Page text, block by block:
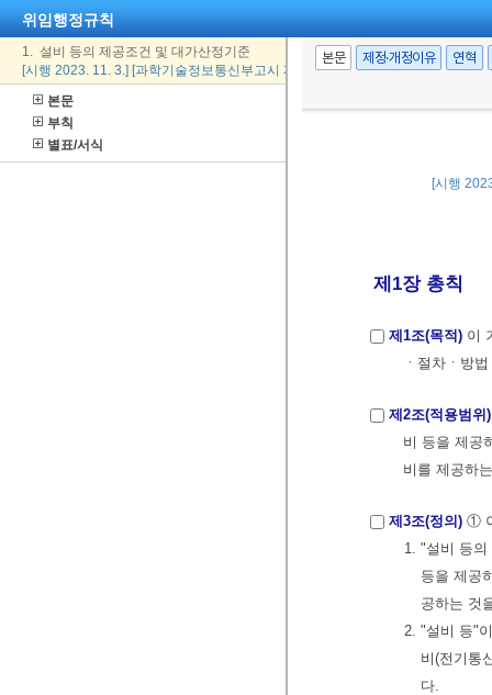
위임행정규칙
1. 설비 등의 제공조건 및 대가산정기준
[시행 2023. 11. 3.] [과학기술정보통신부고시 제2023-36호, 2023. 11. 3., 일부개
본문
부칙
별표/서식
본문 제정·개정이유 연혁
[시행
제1장 총칙
제1조(목적) 이
ㆍ절차ㆍ방
제2조(적용범위)
비 등을 제공
비를 제공하
제3조(정의) ①
1. "설비 등
등을 제공
공하는 것
2. "설비 등"
비(전기통
다.